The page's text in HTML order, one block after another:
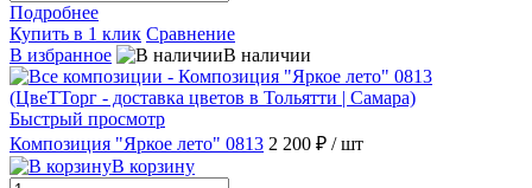
Подробнее
Купить в 1 клик Сравнение
В избранное
В наличии
Быстрый просмотр
Композиция "Яркое лето" 0813 2 200 ₽ / шт
В корзину